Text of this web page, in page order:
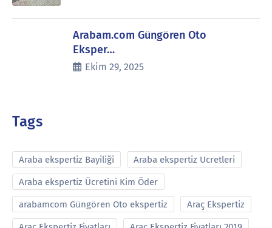
Arabam.com Güngören Oto
Eksper…
Ekim 29, 2025
Tags
Araba ekspertiz Bayiliği Araba ekspertiz Ucretleri
Araba ekspertiz Ücretini Kim Öder
arabamcom Güngören Oto ekspertiz Araç Ekspertiz